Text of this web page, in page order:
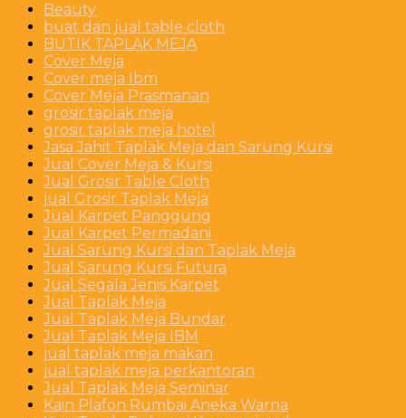
Beauty
buat dan jual table cloth
BUTIK TAPLAK MEJA
Cover Meja
Cover meja Ibm
Cover Meja Prasmanan
grosir taplak meja
grosir taplak meja hotel
Jasa Jahit Taplak Meja dan Sarung Kursi
Jual Cover Meja & Kursi
Jual Grosir Table Cloth
jual Grosir Taplak Meja
Jual Karpet Panggung
Jual Karpet Permadani
Jual Sarung Kursi dan Taplak Meja
Jual Sarung Kursi Futura
Jual Segala Jenis Karpet
Jual Taplak Meja
Jual Taplak Meja Bundar
Jual Taplak Meja IBM
jual taplak meja makan
jual taplak meja perkantoran
Jual Taplak Meja Seminar
Kain Plafon Rumbai Aneka Warna